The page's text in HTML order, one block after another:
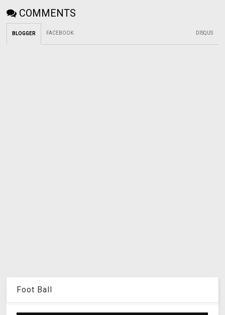
COMMENTS
BLOGGER FACEBOOK: DISQUS
Foot Ball